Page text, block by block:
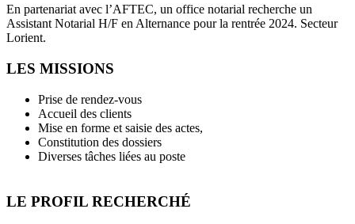
En partenariat avec l’AFTEC, un office notarial recherche un
Assistant Notarial H/F en Alternance pour la rentrée 2024. Secteur
Lorient.
LES MISSIONS
Prise de rendez-vous
Accueil des clients
Mise en forme et saisie des actes,
Constitution des dossiers
Diverses tâches liées au poste
LE PROFIL RECHERCHÉ